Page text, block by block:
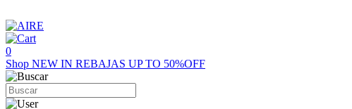
0
Shop NEW IN REBAJAS UP TO 50%OFF